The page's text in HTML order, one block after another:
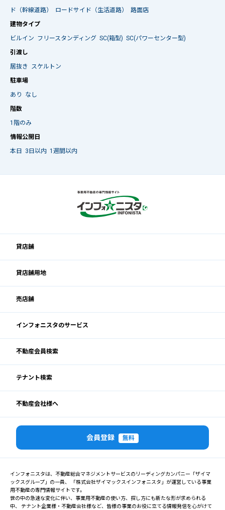
ド（幹線道路）
ロードサイド（生活道路）
路面店
建物タイプ
ビルイン フリースタンディング SC(箱型) SC(パワーセンター型)
引渡し
居抜き
スケルトン
駐車場
あり
なし
階数
1階のみ
情報公開日
本日 3日以内 1週間以内
貸店舗
貸店舗用地
売店舗
インフォニスタのサービス
不動産会員検索
テナント検索
不動産会社様へ
会員登録 無料
インフォニスタは、不動産総合マネジメントサービスのリーディングカンパニー「ザイマ
ックスグループ」の一員、 「株式会社ザイマックスインフォニスタ」が運営している事業
用不動産の専門情報サイトです。
世の中の急速な変化に伴い、事業用不動産の使い方、探し方にも新たな形が求められる
中、 テナント企業様・不動産会社様など、皆様の事業のお役に立てる情報発信を心がけて